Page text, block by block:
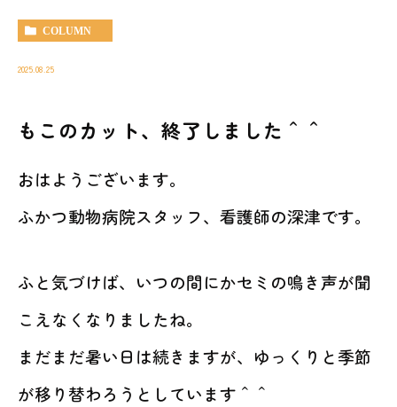
アクセス
糸島市･福岡市西区で
お気軽にお問い合わせ
ください。
9:00-12:00/15:00-19:00｜木曜休診
092-321-2565
COLUMN
2025.08.25
もこのカット、終了しました＾＾
おはようございます。
ふかつ動物病院スタッフ、看護師の深津です。
ふと気づけば、いつの間にかセミの鳴き声が聞
こえなくなりましたね。
まだまだ暑い日は続きますが、ゆっくりと季節
が移り替わろうとしています＾＾